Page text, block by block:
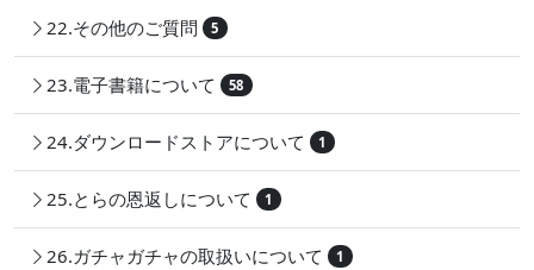
22.その他のご質問 5
23.電子書籍について 58
24.ダウンロードストアについて 1
25.とらの恩返しについて 1
26.ガチャガチャの取扱いについて 1